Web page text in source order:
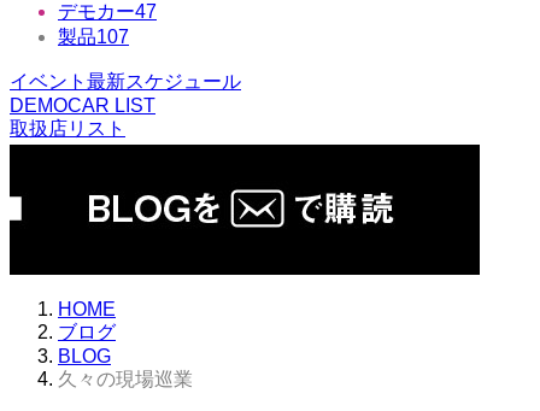
デモカー47
製品107
イベント最新スケジュール
DEMOCAR LIST
取扱店リスト
HOME
ブログ
BLOG
久々の現場巡業